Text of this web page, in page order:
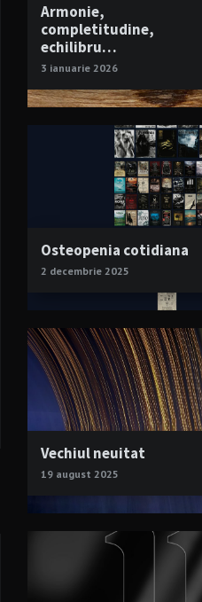
Armonie,
completitudine,
echilibru…
3 ianuarie 2026
Osteopenia cotidiana
2 decembrie 2025
Vechiul neuitat
19 august 2025